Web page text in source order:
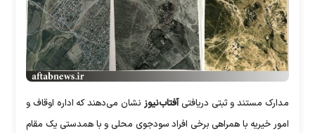
مدارک مستند و ثبتی دریافتیآفتاب‌نیوز نشان می‌دهند که اداره اوقاف و
امور خیریه با همراهی برخی افراد سودجوی محلی و با همدستی یک مقام